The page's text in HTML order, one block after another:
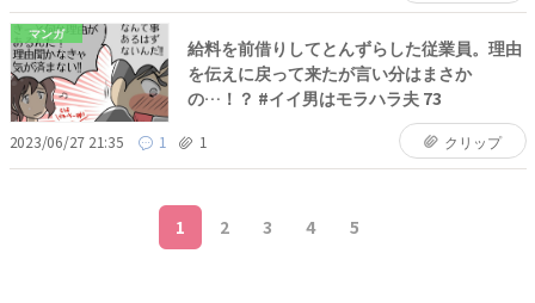
マンガ
給料を前借りしてとんずらした従業員。理由
を伝えに戻って来たが言い分はまさか
の…！？ #イイ男はモラハラ夫 73
2023/06/27 21:35 1 1 クリップ
1 2 3 4 5